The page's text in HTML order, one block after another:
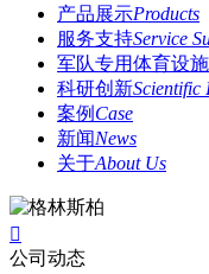
产品展示Products
服务支持Service
军队专用体育设施
科研创新Scientific
案例 Case
新闻News
关于About Us

公司动态